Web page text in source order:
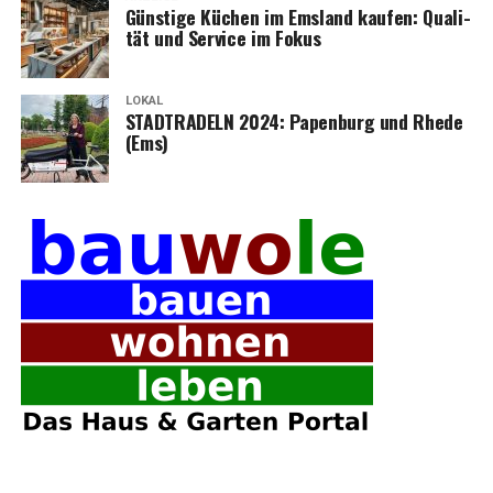
Güns­ti­ge Küchen im Ems­land kau­fen: Qua­li­
tät und Ser­vice im Fokus
LOKAL
STADTRADELN 2024: Papen­burg und Rhe­de
(Ems)